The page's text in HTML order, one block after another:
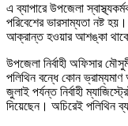
এ ব্যাপারে উপজেলা
পরিবেশের ভারসাম্যতা নষ্ট
আক্রান্ত হওয়ার আশঙ্কা
উপজেলা নির্বাহী অফিসার
পলিথিন বন্ধে কোন
জুলাই পর্যন্ত নির্বাহী
দিয়েছেন। অচিরেই পলিথিন